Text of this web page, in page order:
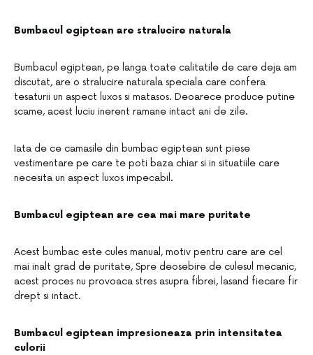
Bumbacul egiptean are stralucire naturala
Bumbacul egiptean, pe langa toate calitatile de care deja am
discutat, are o stralucire naturala speciala care confera
tesaturii un aspect luxos si matasos. Deoarece produce putine
scame, acest luciu inerent ramane intact ani de zile.
Iata de ce camasile din bumbac egiptean sunt piese
vestimentare pe care te poti baza chiar si in situatiile care
necesita un aspect luxos impecabil.
Bumbacul egiptean are cea mai mare puritate
Acest bumbac este cules manual, motiv pentru care are cel
mai inalt grad de puritate, Spre deosebire de culesul mecanic,
acest proces nu provoaca stres asupra fibrei, lasand fiecare fir
drept si intact.
Bumbacul egiptean impresioneaza prin intensitatea
culorii